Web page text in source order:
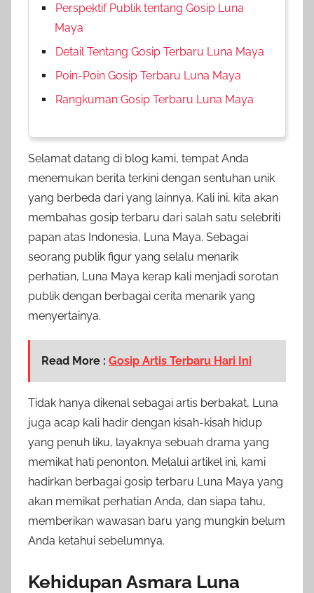
Perspektif Publik tentang Gosip Luna
Maya
Detail Tentang Gosip Terbaru Luna Maya
Poin-Poin Gosip Terbaru Luna Maya
Rangkuman Gosip Terbaru Luna Maya
Selamat datang di blog kami, tempat Anda
menemukan berita terkini dengan sentuhan unik
yang berbeda dari yang lainnya. Kali ini, kita akan
membahas gosip terbaru dari salah satu selebriti
papan atas Indonesia, Luna Maya. Sebagai
seorang publik figur yang selalu menarik
perhatian, Luna Maya kerap kali menjadi sorotan
publik dengan berbagai cerita menarik yang
menyertainya.
Read More : Gosip Artis Terbaru Hari Ini
Tidak hanya dikenal sebagai artis berbakat, Luna
juga acap kali hadir dengan kisah-kisah hidup
yang penuh liku, layaknya sebuah drama yang
memikat hati penonton. Melalui artikel ini, kami
hadirkan berbagai gosip terbaru Luna Maya yang
akan memikat perhatian Anda, dan siapa tahu,
memberikan wawasan baru yang mungkin belum
Anda ketahui sebelumnya.
Kehidupan Asmara Luna